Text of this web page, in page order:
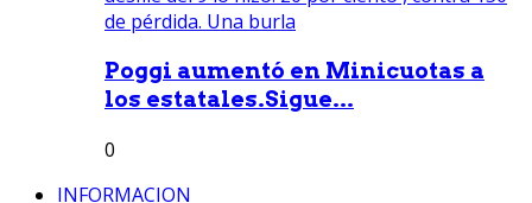
Poggi aumentó en Minicuotas a
los estatales.Sigue...
0
INFORMACION